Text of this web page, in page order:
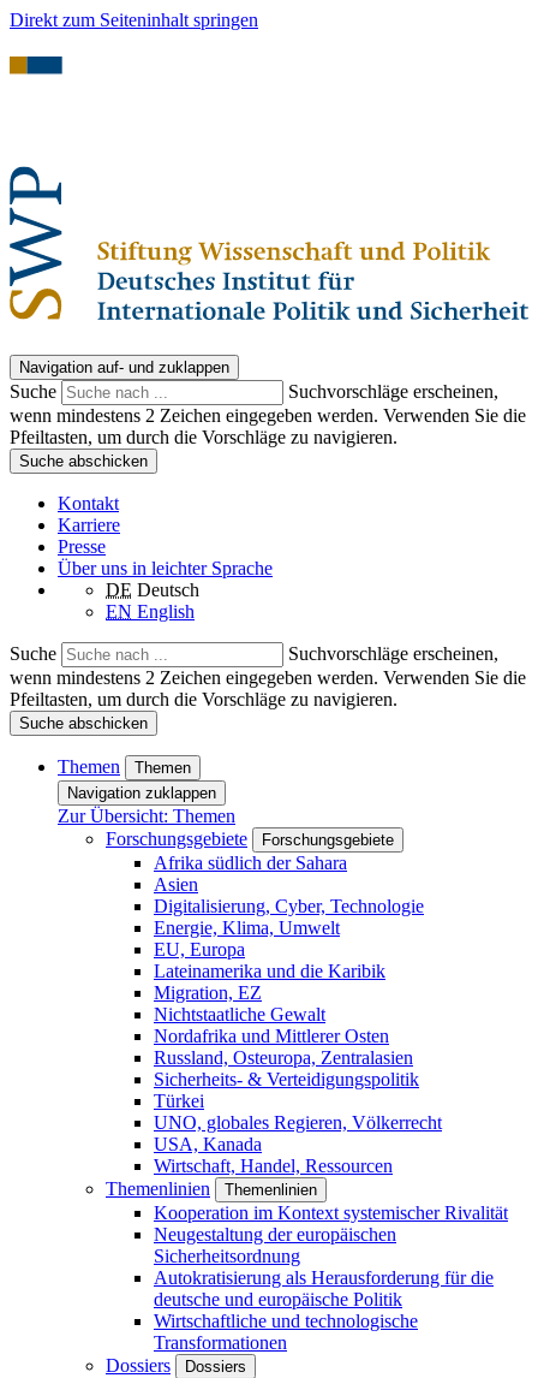
Direkt zum Seiteninhalt springen
Navigation auf- und zuklappen
Suche
Suchvorschläge erscheinen,
wenn mindestens 2 Zeichen eingegeben werden. Verwenden Sie die
Pfeiltasten, um durch die Vorschläge zu navigieren.
Suche abschicken
Kontakt
Karriere
Presse
Über uns in leichter Sprache
DE Deutsch
EN English
Suche
Suchvorschläge erscheinen,
wenn mindestens 2 Zeichen eingegeben werden. Verwenden Sie die
Pfeiltasten, um durch die Vorschläge zu navigieren.
Suche abschicken
Themen
Themen
Navigation zuklappen
Zur Übersicht: Themen
Forschungsgebiete
Forschungsgebiete
Afrika südlich der Sahara
Asien
Digitalisierung, Cyber, Technologie
Energie, Klima, Umwelt
EU, Europa
Lateinamerika und die Karibik
Migration, EZ
Nichtstaatliche Gewalt
Nordafrika und Mittlerer Osten
Russland, Osteuropa, Zentralasien
Sicherheits- & Verteidigungspolitik
Türkei
UNO, globales Regieren, Völkerrecht
USA, Kanada
Wirtschaft, Handel, Ressourcen
Themenlinien
Themenlinien
Kooperation im Kontext systemischer Rivalität
Neugestaltung der europäischen
Sicherheitsordnung
Autokratisierung als Herausforderung für die
deutsche und europäische Politik
Wirtschaftliche und technologische
Transformationen
Dossiers
Dossiers